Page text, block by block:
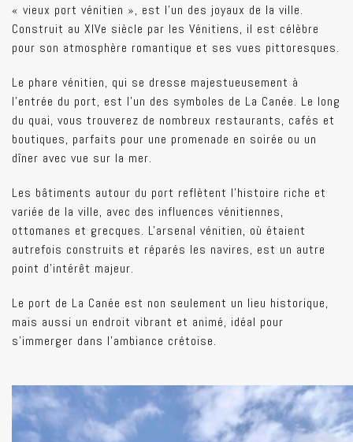
« vieux port vénitien », est l'un des joyaux de la ville.
Construit au XIVe siècle par les Vénitiens, il est célèbre
pour son atmosphère romantique et ses vues pittoresques.
Le phare vénitien, qui se dresse majestueusement à
l'entrée du port, est l'un des symboles de La Canée. Le long
du quai, vous trouverez de nombreux restaurants, cafés et
boutiques, parfaits pour une promenade en soirée ou un
dîner avec vue sur la mer.
Les bâtiments autour du port reflètent l'histoire riche et
variée de la ville, avec des influences vénitiennes,
ottomanes et grecques. L'arsenal vénitien, où étaient
autrefois construits et réparés les navires, est un autre
point d'intérêt majeur.
Le port de La Canée est non seulement un lieu historique,
mais aussi un endroit vibrant et animé, idéal pour
s'immerger dans l'ambiance crétoise.